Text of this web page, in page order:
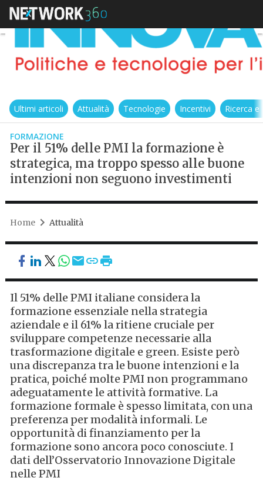
Ultimi articoli Attualità Tecnologie Incentivi Ricerca
FORMAZIONE
Per il 51% delle PMI la formazione è
strategica, ma troppo spesso alle buone
intenzioni non seguono investimenti
Home Attualità
Il 51% delle PMI italiane considera la
formazione essenziale nella strategia
aziendale e il 61% la ritiene cruciale per
sviluppare competenze necessarie alla
trasformazione digitale e green. Esiste però
una discrepanza tra le buone intenzioni e la
pratica, poiché molte PMI non programmano
adeguatamente le attività formative. La
formazione formale è spesso limitata, con una
preferenza per modalità informali. Le
opportunità di finanziamento per la
formazione sono ancora poco conosciute. I
dati dell’Osservatorio Innovazione Digitale
nelle PMI